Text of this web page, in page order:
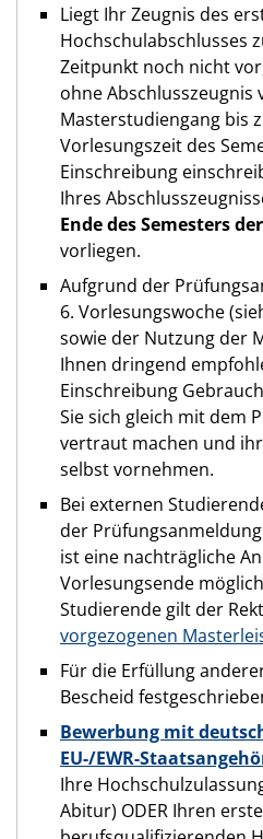
Liegt Ihr Zeugnis des
Hochschulabschlusses
Zeitpunkt noch nicht
ohne Abschlusszeugnis
Masterstudiengang bis
Vorlesungszeit des
Einschreibung
Ihres
Ende des Semesters
vorliegen.
Aufgrund der
6. Vorlesungswoche
sowie der Nutzung der
Ihnen dringend
Einschreibung
Sie sich gleich mit dem
vertraut machen und
selbst vornehmen.
Bei externen
der
ist eine nachträgliche
Vorlesungsende
Studierende gilt der
vorgezogenen
Für die Erfüllung
Bescheid
Bewerbung mit
EU-/EWR-
Ihre
Abitur) ODER Ihren